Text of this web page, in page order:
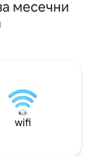
месечни
wifi